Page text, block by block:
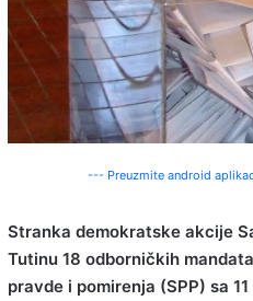
--- Preuzmite android
Stranka demokratske akcije
Tutinu 18 odborničkih
pravde i pomirenja (SPP) sa